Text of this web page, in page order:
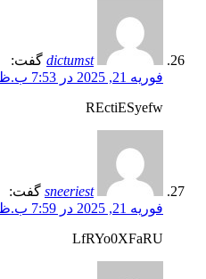
dictumst گفت:
فوریه 21, 2025 در 7:53 ب.ظ
REctiESyefw
sneeriest گفت:
فوریه 21, 2025 در 7:59 ب.ظ
LfRYo0XFaRU